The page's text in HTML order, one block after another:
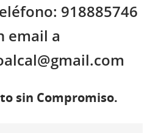
918885746
email a
sin Compromiso.